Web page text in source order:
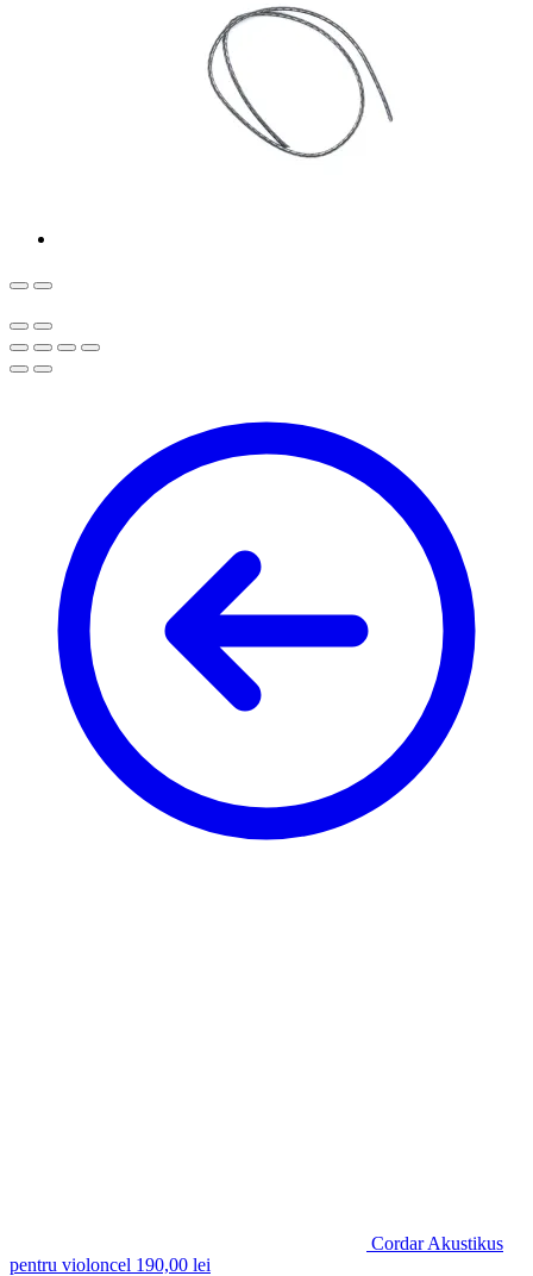
Cordar Akustikus
pentru violoncel 190,00 lei